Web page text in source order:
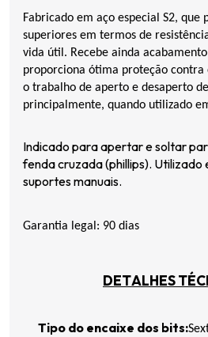
Fabricado em aço especial S2, que
superiores em termos de
vida útil. Recebe ainda
proporciona ótima proteção
o trabalho de aperto e desaperto
principalmente, quando utilizado
Indicado para apertar e soltar
fenda cruzada (phillips). Utilizado
suportes manuais.
Garantia legal: 90 dias
DETALHES
Tipo do encaixe dos bits: